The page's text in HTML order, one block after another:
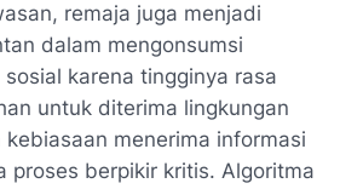
remaja juga menjadi
dalam mengonsumsi
karena tingginya rasa
untuk diterima lingkungan
menerima informasi
proses berpikir kritis. Algoritma